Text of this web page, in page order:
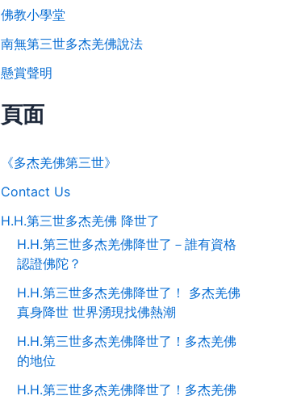
佛教小學堂
南無第三世多杰羌佛說法
懸賞聲明
頁面
《多杰羌佛第三世》
Contact Us
H.H.第三世多杰羌佛 降世了
H.H.第三世多杰羌佛降世了－誰有資格
認證佛陀？
H.H.第三世多杰羌佛降世了！ 多杰羌佛
真身降世 世界湧現找佛熱潮
H.H.第三世多杰羌佛降世了！多杰羌佛
的地位
H.H.第三世多杰羌佛降世了！多杰羌佛